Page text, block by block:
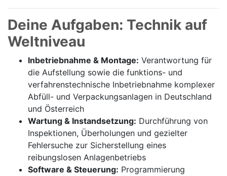
Deine Aufgaben: Technik auf
Weltniveau
Inbetriebnahme & Montage: Verantwortung für
die Aufstellung sowie die funktions- und
verfahrenstechnische Inbetriebnahme komplexer
Abfüll- und Verpackungsanlagen in Deutschland
und Österreich
Wartung & Instandsetzung: Durchführung von
Inspektionen, Überholungen und gezielter
Fehlersuche zur Sicherstellung eines
reibungslosen Anlagenbetriebs
Software & Steuerung: Programmierung